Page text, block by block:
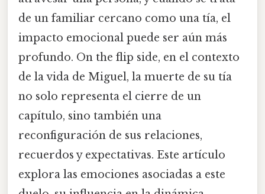
de un familiar cercano como una tía, el
impacto emocional puede ser aún más
profundo. On the flip side, en el contexto
de la vida de Miguel, la muerte de su tía
no solo representa el cierre de un
capítulo, sino también una
reconfiguración de sus relaciones,
recuerdos y expectativas. Este artículo
explora las emociones asociadas a este